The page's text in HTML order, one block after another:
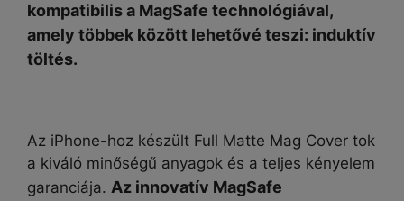
kompatibilis a MagSafe technológiával,
amely többek között lehetővé teszi: induktív
töltés.
Az iPhone-hoz készült Full Matte Mag Cover tok
a kiváló minőségű anyagok és a teljes kényelem
garanciája. Az innovatív MagSafe